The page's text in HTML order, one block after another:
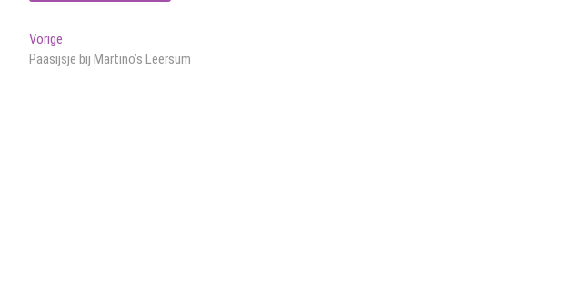
Bericht
navigatie
Vorige
bericht:
Paasijsje bij Martino’s Leersum